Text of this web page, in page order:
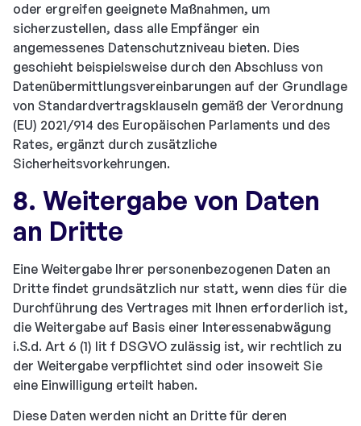
oder ergreifen geeignete Maßnahmen, um
sicherzustellen, dass alle Empfänger ein
angemessenes Datenschutzniveau bieten. Dies
geschieht beispielsweise durch den Abschluss von
Datenübermittlungsvereinbarungen auf der Grundlage
von Standardvertragsklauseln gemäß der Verordnung
(EU) 2021/914 des Europäischen Parlaments und des
Rates, ergänzt durch zusätzliche
Sicherheitsvorkehrungen.
8. Weitergabe von Daten
an Dritte
Eine Weitergabe Ihrer personenbezogenen Daten an
Dritte findet grundsätzlich nur statt, wenn dies für die
Durchführung des Vertrages mit Ihnen erforderlich ist,
die Weitergabe auf Basis einer Interessenabwägung
i.S.d. Art 6 (1) lit f DSGVO zulässig ist, wir rechtlich zu
der Weitergabe verpflichtet sind oder insoweit Sie
eine Einwilligung erteilt haben.
Diese Daten werden nicht an Dritte für deren